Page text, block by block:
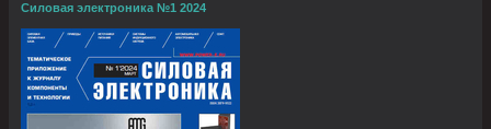
Силовая электроника №1 2024